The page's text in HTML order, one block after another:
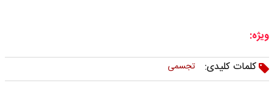
ویژه:
کلمات کلیدی:
تجسمی